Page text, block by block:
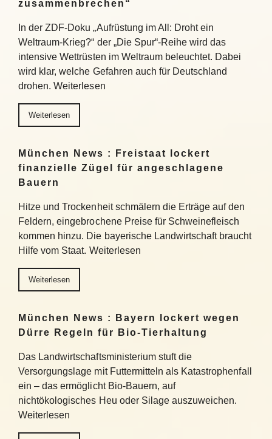
zusammenbrechen“
In der ZDF-Doku „Aufrüstung im All: Droht ein
Weltraum-Krieg?“ der „Die Spur“-Reihe wird das
intensive Wettrüsten im Weltraum beleuchtet. Dabei
wird klar, welche Gefahren auch für Deutschland
drohen. Weiterlesen
Weiterlesen
München News : Freistaat lockert
finanzielle Zügel für angeschlagene
Bauern
Hitze und Trockenheit schmälern die Erträge auf den
Feldern, eingebrochene Preise für Schweinefleisch
kommen hinzu. Die bayerische Landwirtschaft braucht
Hilfe vom Staat. Weiterlesen
Weiterlesen
München News : Bayern lockert wegen
Dürre Regeln für Bio-Tierhaltung
Das Landwirtschaftsministerium stuft die
Versorgungslage mit Futtermitteln als Katastrophenfall
ein – das ermöglicht Bio-Bauern, auf
nichtökologisches Heu oder Silage auszuweichen.
Weiterlesen